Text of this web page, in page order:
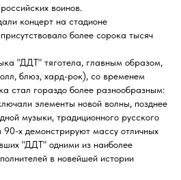
воинов.
концерт на стадионе
более сорока тысяч
"ДДТ" тяготела, главным образом,
блюз, хард-рок), со временем
стал гораздо более разнообразным:
элементы новой волны, позднее
музыки, традиционного русского
х демонстрируют массу отличных
"ДДТ" одними из наиболее
в новейшей истории